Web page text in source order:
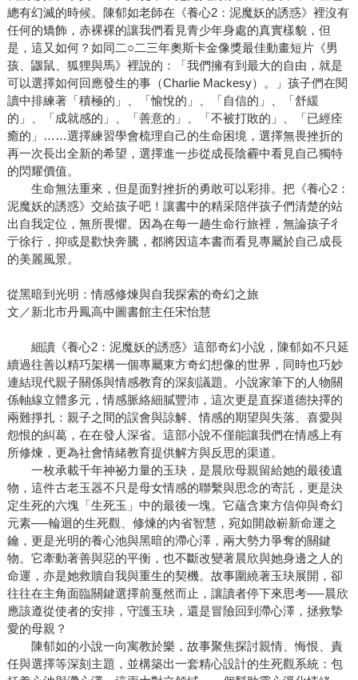
總有幻滅的時候。陳郁如老師在《養心2：泥魔妖的誘惑》裡沒有
任何的矯飾，赤裸裸的讓我們看見青少年身處的真實樣貌，但
是，這又如何？如同二○二三年奧斯卡金像獎最佳動畫短片《男
孩、鼴鼠、狐狸與馬》裡說的：「我們擁有到最大的自由，就是
可以選擇如何回應發生的事（Charlie Mackesy）。」孩子們在閱
讀中排練著「積極的」、「愉悅的」、「自信的」、「舒緩
的」、「成就感的」、「善意的」、「不被打敗的」、「已經痊
癒的」……選擇練習學會梳理自己的生命困境，選擇無畏挫折的
再一次長出全新的希望，選擇進一步從成長陰霾中看見自己獨特
的閃耀價值。
生命無法重來，但是面對挫折的勇敢可以彩排。把《養心2：
泥魔妖的誘惑》交給孩子吧！讓書中的精采陪伴孩子們清楚的站
出自我定位，無所畏懼。因為在每一趟生命行旅裡，無論孩子彳
亍徐行，抑或是歡快奔騰，都將因這本書而看見專屬於自己成長
的美麗風景。
從黑暗到光明：情感修煉與自我探索的奇幻之旅
文／新北市丹鳳高中圖書館主任宋怡慧
細讀《養心2：泥魔妖的誘惑》這部奇幻小說，陳郁如不只延
續過往善以精巧架構一個專屬東方奇幻想像的世界，同時也巧妙
連結現代親子關係與情感教育的深刻議題。小說家筆下的人物關
係軸線立體多元，情感脈絡細膩豐沛，這次更是直探道德抉擇的
兩難掙扎：親子之間的誤會與諒解、情感的期望與失落、喜愛與
怨恨的糾葛，在在發人深省。這部小說不僅能讓我們在情感上有
所修煉，更為社會情緒教育提供解方與反思的渠道。
一枚承載千年神祕力量的玉玦，是晨欣母親留給她的最後遺
物，這件古老玉器不只是母女情感的聯繫與思念的寄託，更是決
定生死的六塊「生死玉」中的最後一塊。它蘊含東方信仰與奇幻
元素──輪迴的生死觀、修煉的內省智慧，宛如開啟嶄新命運之
鑰，更是光明的養心池與黑暗的滯心澤，兩大勢力爭奪的關鍵
物。它牽動著善與惡的平衡，也不斷改變著晨欣與她身邊之人的
命運，亦是她救贖自我與重生的契機。故事圍繞著玉玦展開，卻
往往在主角面臨關鍵選擇前戛然而止，讓讀者停下來思考──晨欣
應該遵從使者的安排，守護玉玦，還是冒險回到滯心澤，拯救摯
愛的母親？
陳郁如的小說一向寓教於樂，故事聚焦探討親情、悔恨、責
任與選擇等深刻主題，並構築出一套精心設計的生死觀系統：包